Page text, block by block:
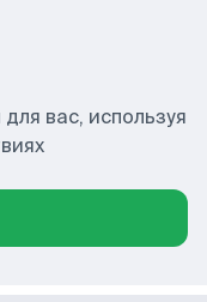
вас, используя